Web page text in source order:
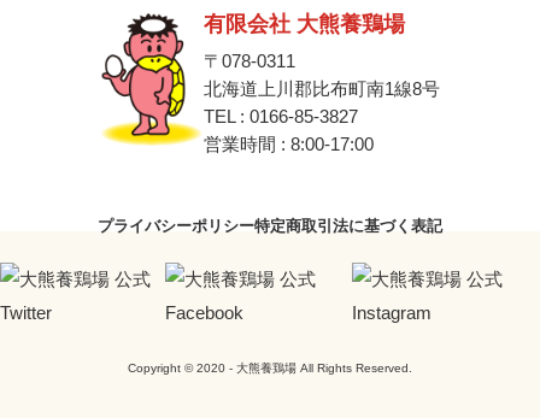
有限会社 大熊養鶏場
〒078-0311
北海道上川郡比布町南1線8号
TEL : 0166-85-3827
営業時間 : 8:00-17:00
プライバシーポリシー特定商取引法に基づく表記
Copyright © 2020 - 大熊養鶏場 All Rights Reserved.